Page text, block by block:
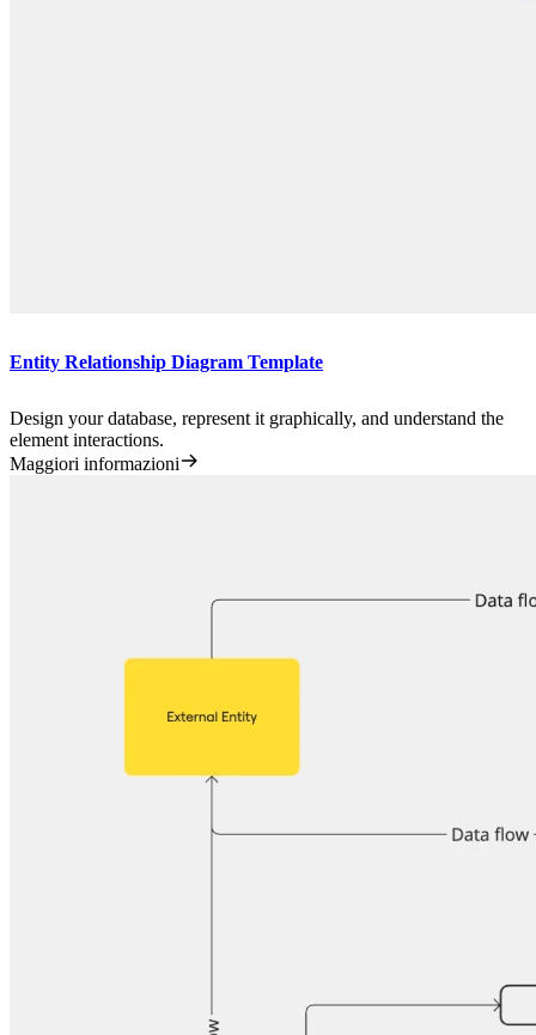
Entity Relationship Diagram Template
Design your database, represent it graphically, and understand the
element interactions.
Maggiori informazioni